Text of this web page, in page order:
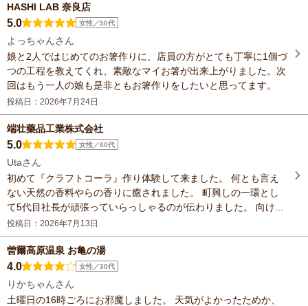
HASHI LAB 奈良店
5.0 女性／50代
よっちゃんさん
娘と2人ではじめてのお箸作りに、店員の方がとても丁寧に1個づ
つの工程を教えてくれ、素敵なマイお箸が出来上がりました。次
回はもう一人の娘も是非ともお箸作りをしたいと思ってます。
投稿日：2026年7月24日
端壮藥品工業株式会社
5.0 女性／60代
Utaさん
初めて『クラフトコーラ』作り体験して来ました。 何とも言え
ない天然の香料やらの香りに癒されました。 町興しの一環とし
て5代目社長が頑張っていらっしゃるのが伝わりました。 向け...
投稿日：2026年7月13日
曽爾高原温泉 お亀の湯
4.0 女性／30代
りかちゃんさん
土曜日の16時ごろにお邪魔しました。 天気がよかったためか、